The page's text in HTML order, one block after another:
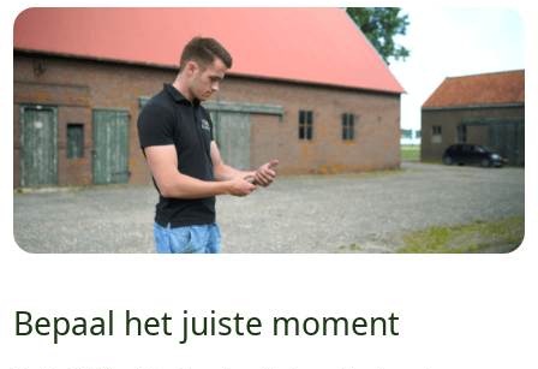
Bepaal het juiste moment